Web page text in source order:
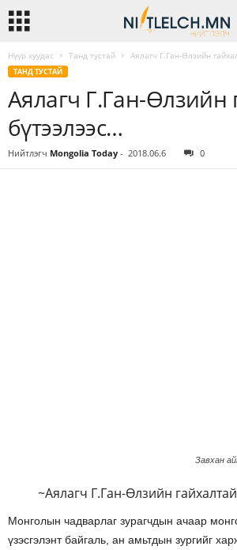
Нүүр хуудас Танд тустай Аялагч Г.Ган-Өлзийн
ТАНД ТУСТАЙ
Аялагч Г.Ган-Өлзийн
бүтээлээс…
Нийтлэгч Mongolia Today - 2018.06.6 0
Завхан
~Аялагч Г.Ган-Өлзийн
Монголын чадварлаг зурагчдын ачаар
үзэсгэлэнт байгаль, ан амьтдын зургийг